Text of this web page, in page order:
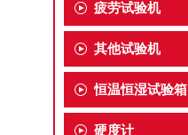
疲劳试验机
其他试验机
恒温恒湿试验箱
硬度计